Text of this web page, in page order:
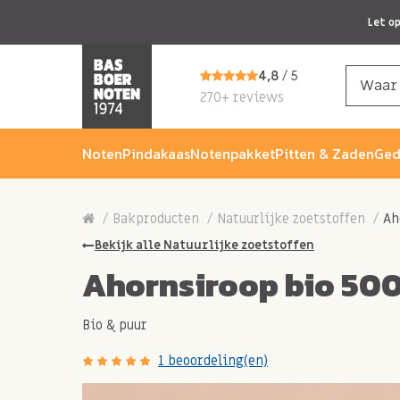
Let
4,8/ 5
270+ reviews
NotenPindakaasNotenpakketPitten & Zaden
Bakproducten Natuurlijke zoetstoffen
Bekijk alle Natuurlijke zoetstoffen
Ahornsiroop bio
Bio & puur
1 beoordeling(en)